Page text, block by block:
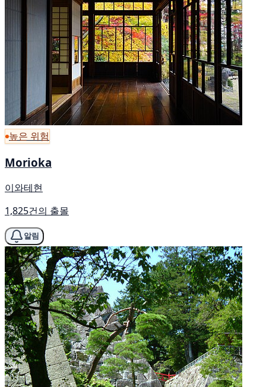
높은 위험
Morioka
이와테현
1,825건의 출몰
알림